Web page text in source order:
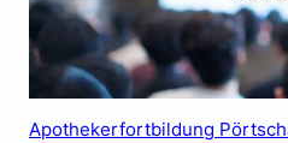
Apothekerfortbildung